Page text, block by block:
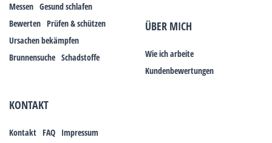
Messen Gesund schlafen
Bewerten Prüfen & schützen
Ursachen bekämpfen
Brunnensuche Schadstoffe
ÜBER MICH
Wie ich arbeite
Kundenbewertungen
KONTAKT
Kontakt FAQ Impressum